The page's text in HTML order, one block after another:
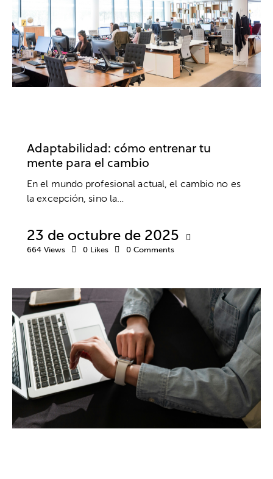
Adaptabilidad: cómo entrenar tu
mente para el cambio
En el mundo profesional actual, el cambio no es
la excepción, sino la…
23 de octubre de 2025
664 Views 0 Likes 0 Comments